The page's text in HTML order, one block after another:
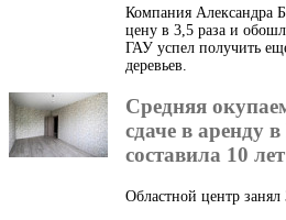
Компания Александра
цену в 3,5 раза и
ГАУ успел получить
деревьев.
Средняя
сдаче в аренду
составила 10 лет
Областной центр занял